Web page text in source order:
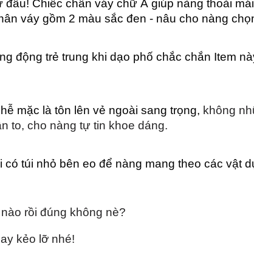
Chiếc chân váy chữ A giúp nàng thoải
váy gồm 2 màu sắc đen - nâu cho nàng
động trẻ trung khi dạo phố chắc chắn Item
mặc là tôn lên vẻ ngoài sang trọng, không
to, cho nàng tự tin khoe dáng.
túi nhỏ bên eo để nàng mang theo các vật
rồi đúng không nè?
kẻo lỡ nhé!